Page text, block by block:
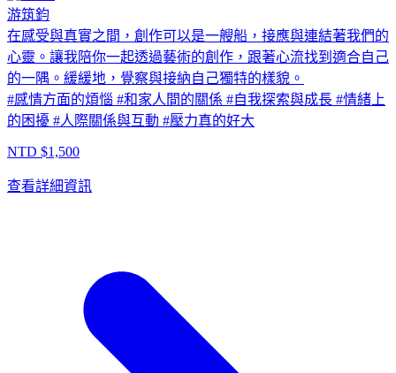
游筑鈞
在感受與真實之間，創作可以是一艘船，接應與連結著我們的
心靈。讓我陪你一起透過藝術的創作，跟著心流找到適合自己
的一隅。緩緩地，覺察與接納自己獨特的樣貌。
#感情方面的煩惱 #和家人間的關係 #自我探索與成長 #情緒上
的困擾 #人際關係與互動 #壓力真的好大
NTD $1,500
查看詳細資訊